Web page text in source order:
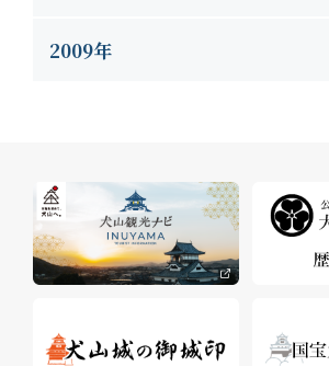
2009年